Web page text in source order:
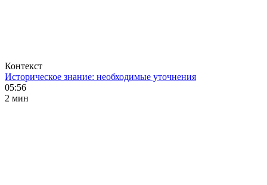
Контекст
Историческое знание: необходимые уточнения
05:56
2 мин